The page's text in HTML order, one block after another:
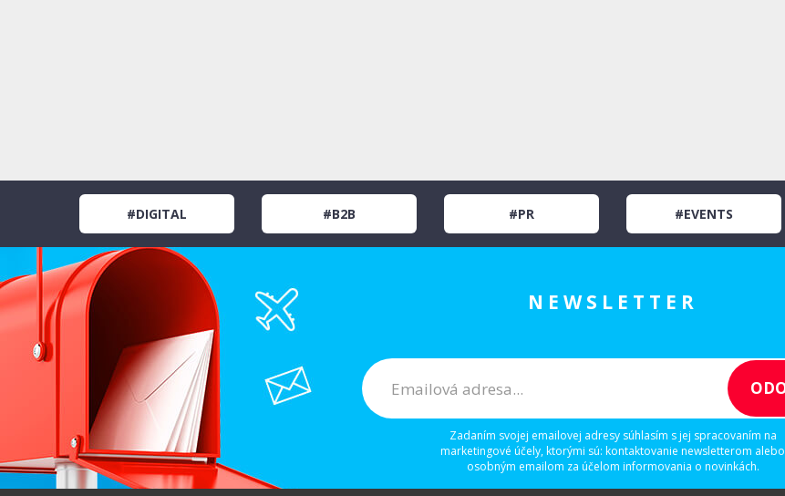
#DIGITAL #B2B #PR #EVENTS
NEWSLETTER
Zadaním svojej emailovej adresy súhlasím s jej spracovaním na
marketingové účely, ktorými sú: kontaktovanie newsletterom alebo
osobným emailom za účelom informovania o novinkách.